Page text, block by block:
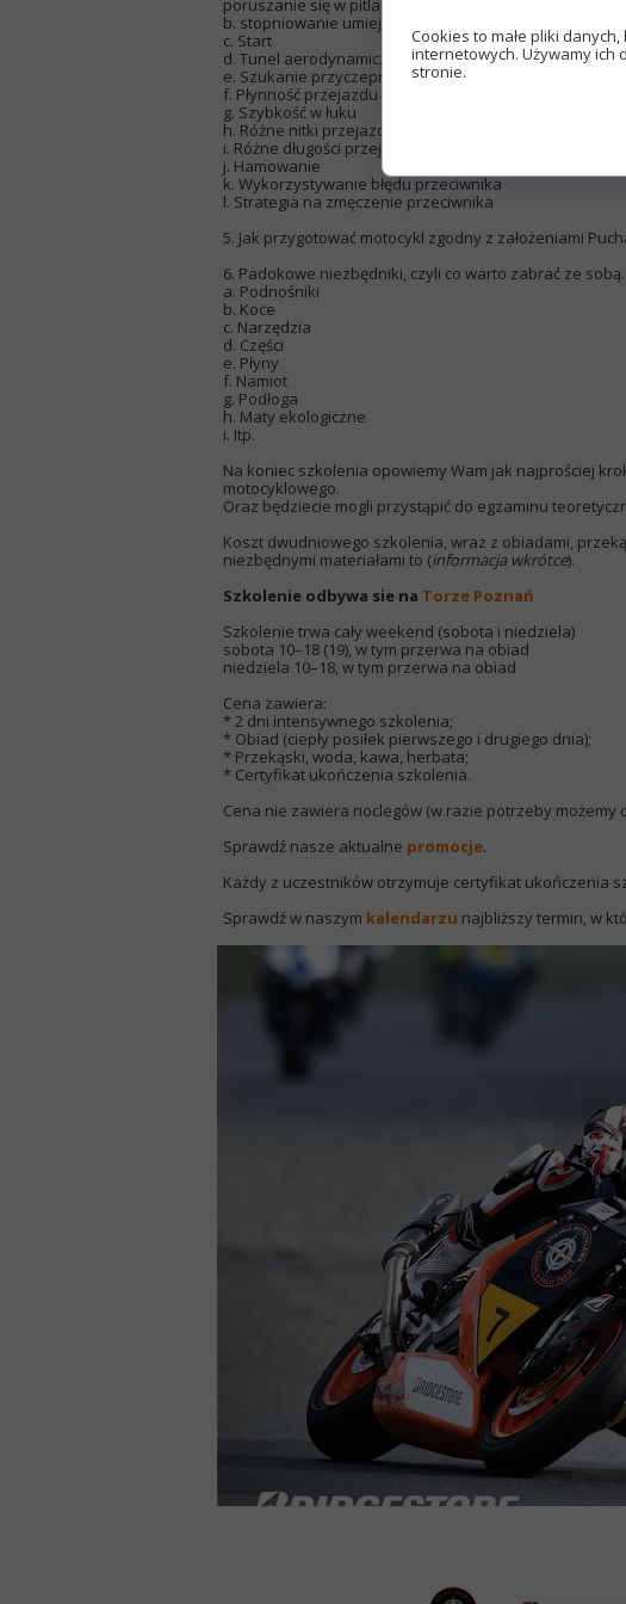
poruszanie się w pitlane, start do wyścigu, itp.
b. stopniowanie umiejętności czyli nauka na łatwym
c. Start
d. Tunel aerodynamiczny
e. Szukanie przyczepności
f. Płynność przejazdu
g. Szybkość w łuku
h. Różne nitki przejazdu zakrętu (dłuższa nitka ale
i. Różne długości przejazdu tego samego toru
j. Hamowanie
k. Wykorzystywanie błędu przeciwnika
l. Strategia na zmęczenie przeciwnika
5. Jak przygotować motocykl zgodny z założeniami
6. Padokowe niezbędniki, czyli co warto zabrać ze sobą.
a. Podnośniki
b. Koce
c. Narzędzia
d. Części
e. Płyny
f. Namiot
g. Podłoga
h. Maty ekologiczne
i. Itp.
Na koniec szkolenia opowiemy Wam jak najprościej
motocyklowego.
Oraz będziecie mogli przystąpić do egzaminu
Koszt dwudniowego szkolenia, wraz z obiadami,
niezbędnymi materiałami to (informacja wkrótce).
Szkolenie odbywa sie na Torze Poznań
Szkolenie trwa cały weekend (sobota i niedziela)
sobota 10–18 (19), w tym przerwa na obiad
niedziela 10–18, w tym przerwa na obiad
Cena zawiera:
* 2 dni intensywnego szkolenia;
* Obiad (ciepły posiłek pierwszego i drugiego dnia);
* Przekąski, woda, kawa, herbata;
* Certyfikat ukończenia szkolenia.
Cena nie zawiera noclegów (w razie potrzeby możemy
Sprawdź nasze aktualne promocje.
Każdy z uczestników otrzymuje certyfikat ukończenia
Sprawdź w naszym kalendarzu najbliższy termin, w
Cookies to małe pliki
internetowych. Używamy ich
stronie.